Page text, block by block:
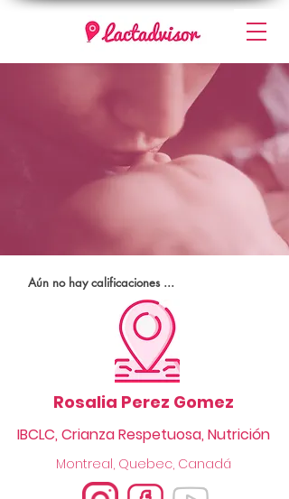
Aún no hay calificaciones ...
Rosalia Perez Gomez
IBCLC, Crianza Respetuosa, Nutrición
Montreal, Quebec, Canadá